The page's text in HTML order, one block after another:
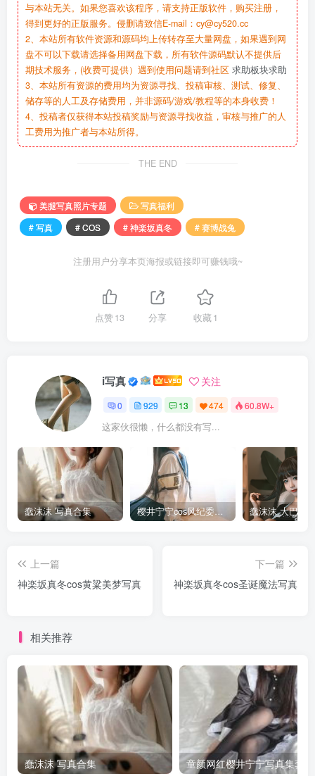
与本站无关。如果您喜欢该程序，请支持正版软件，购买注册，
得到更好的正版服务。侵删请致信E-mail：cy@cy520.cc
2、本站所有软件资源和源码均上传转存至大量网盘，如果遇到网
盘不可以下载请选择备用网盘下载，所有软件源码默认不提供后
期技术服务，(收费可提供）遇到使用问题请到社区 求助板块求助
3、本站所有资源的费用均为资源寻找、投稿审核、测试、修复、
储存等的人工及存储费用，并非源码/游戏/教程等的本身收费！
4、投稿者仅获得本站投稿奖励与资源寻找收益，审核与推广的人
工费用为推广者与本站所得。
THE END
美腿写真照片专题
写真福利
# 写真
# COS # 神楽坂真冬 # 赛博战兔
注册用户分享本页海报或链接即可赚钱哦~
点赞13 分享 收藏1
i写真 关注
0 929 13 474 60.8W+
这家伙很懒，什么都没有写...
蠢沫沫 写真合集 樱井宁宁cos风纪委员写真套图
上一篇
神楽坂真冬cos黄粱美梦写真
下一篇
神楽坂真冬cos圣诞魔法写真
相关推荐
蠢沫沫 写真合集 童颜网红樱井宁宁写真集套图